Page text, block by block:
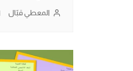
المعطي قبّال